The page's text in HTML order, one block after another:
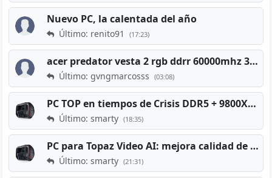
Nuevo PC, la calentada del año
Último: renito91 (17:23)
acer predator vesta 2 rgb ddrr 60000mhz 32gb x2 16gb
Último: gvngmarcosss (03:08)
PC TOP en tiempos de Crisis DDR5 + 9800X3D + RTX 5080 [2026][2400€]
Último: smarty (18:35)
PC para Topaz Video AI: mejora calidad de vídeos viejos
Último: smarty (21:31)